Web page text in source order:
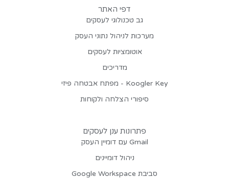
פתרונות ענן לעסקים
Gmail עם דומיין העסק
ניהול דומיינים
סביבת Google Workspace
דפי האתר
גב טכנולוגי לעסקים
מערכות לניהול נתוני העסק
אוטומציות לעסקים
מדריכים
Koogler Key - מפתח אבטחה פיזי
סיפורי הצלחה ולקוחות